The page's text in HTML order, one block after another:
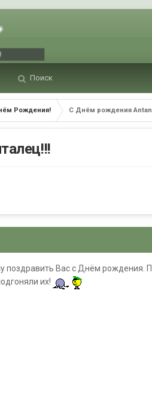
Поиск
Рождения! С Днём рождения
Вас с Днём рождения.
их!